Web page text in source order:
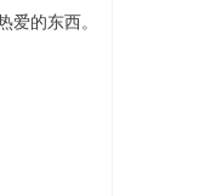
的东西。